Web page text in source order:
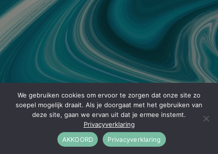
We gebruiken cookies om ervoor te zorgen dat onze site zo
soepel mogelijk draait. Als je doorgaat met het gebruiken van
deze site, gaan we ervan uit dat je ermee instemt.
Privacyverklaring
AKKOORD
Privacyverklaring